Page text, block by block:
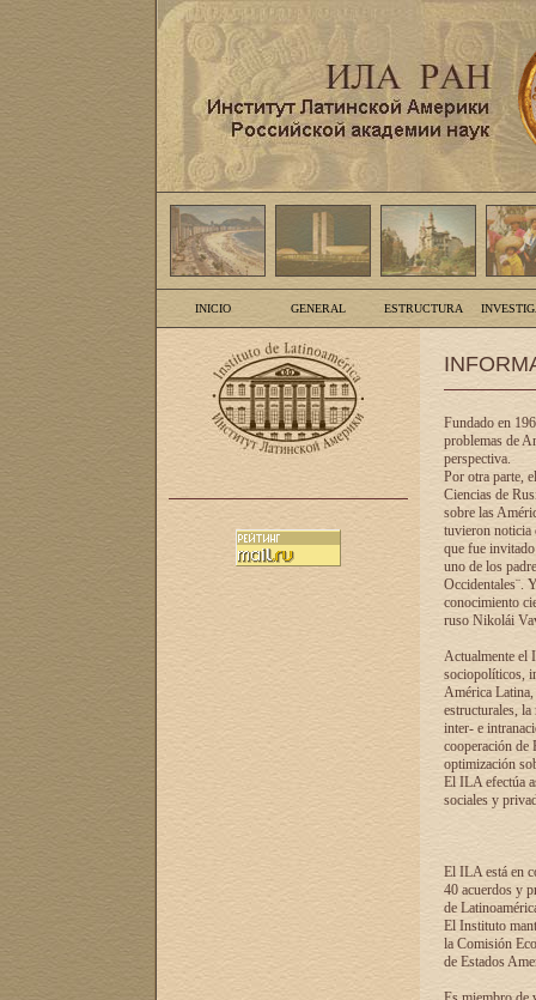
INICIO GENERAL ESTRUCTURA
Fundado en
problemas de
perspectiva.
Por otra parte,
Ciencias de
sobre las
tuvieron noticia
que fue
uno de los
Occidentales¨.
conocimiento
ruso Nikolái
Actualmente el
sociopolíticos,
América Latina,
estructurales,
inter- e
cooperación de
optimización
El ILA efectúa
sociales y
El ILA está en
40 acuerdos y
de
El Instituto
la Comisión
de Estados